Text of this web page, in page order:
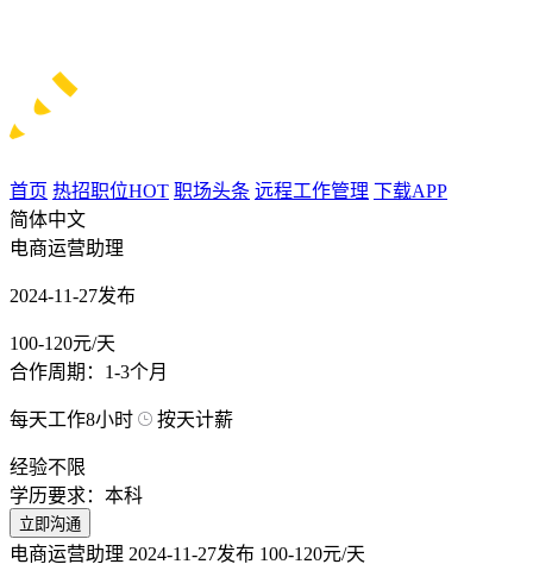
首页 热招职位HOT 职场头条 远程工作管理 下载APP
简体中文
电商运营助理
2024-11-27发布
100-120元/天
合作周期：1-3个月
每天工作8小时 按天计薪
经验不限
学历要求：本科
立即沟通
电商运营助理 2024-11-27发布 100-120元/天